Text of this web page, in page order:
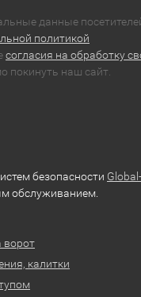
данные
политикой
согласия на обработку
покинуть наш сайт.
безопасности Global-
обслуживанием.
ворот
калитки